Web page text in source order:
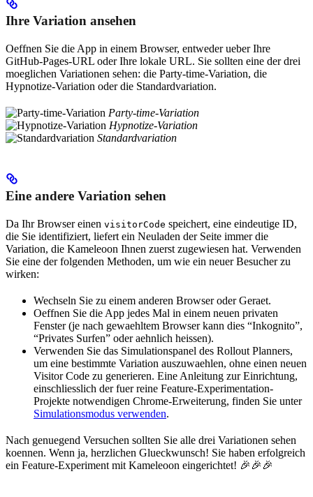
Ihre Variation ansehen
Oeffnen Sie die App in einem Browser, entweder ueber Ihre
GitHub-Pages-URL oder Ihre lokale URL. Sie sollten eine der drei
moeglichen Variationen sehen: die Party-time-Variation, die
Hypnotize-Variation oder die Standardvariation.
Party-time-Variation
Hypnotize-Variation
Standardvariation
Eine andere Variation sehen
Da Ihr Browser einen visitorCode speichert, eine eindeutige ID,
die Sie identifiziert, liefert ein Neuladen der Seite immer die
Variation, die Kameleoon Ihnen zuerst zugewiesen hat. Verwenden
Sie eine der folgenden Methoden, um wie ein neuer Besucher zu
wirken:
Wechseln Sie zu einem anderen Browser oder Geraet.
Oeffnen Sie die App jedes Mal in einem neuen privaten
Fenster (je nach gewaehltem Browser kann dies “Inkognito”,
“Privates Surfen” oder aehnlich heissen).
Verwenden Sie das Simulationspanel des Rollout Planners,
um eine bestimmte Variation auszuwaehlen, ohne einen neuen
Visitor Code zu generieren. Eine Anleitung zur Einrichtung,
einschliesslich der fuer reine Feature-Experimentation-
Projekte notwendigen Chrome-Erweiterung, finden Sie unter
Simulationsmodus verwenden.
Nach genuegend Versuchen sollten Sie alle drei Variationen sehen
koennen. Wenn ja, herzlichen Glueckwunsch! Sie haben erfolgreich
ein Feature-Experiment mit Kameleoon eingerichtet! 🎉🎉🎉